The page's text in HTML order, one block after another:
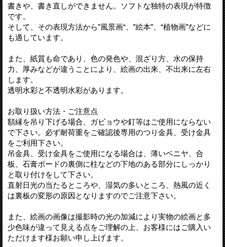
書きや、書き直しができません。ソフトな独特の表現が特徴
です。
そして、その表現方法から”風景画“、”絵本”、“植物画”などに
も適しています。
また、紙質も命であり、色の発色や、混ざり方、水の保持
力、厚みなどが違うことにより、絵画の出来、不出来に左右
します。
透明水彩と不透明水彩があります。
お取り扱い方法・ご注意点
額縁を吊り下げる場合、ガビョウや釘等はご使用にならない
で下さい。必ず耐荷重をご確認後専用のつり金具、受け金具
をご利用下さい。
吊金具、受け金具をご使用になる場合は、薄いベニヤ、合
板、石膏ボードの裏側に柱などの下地のある部分にしっかり
と取り付けをして下さい。
直射日光の当たるところや、湿気の多いところ、熱風の近く
は裏板の変形の原因となりますのでご注意下さい。
また、絵画の画像は撮影時の光の加減により実物の絵画と多
少色味が違って見える点をご理解の上、お客様にはご購入い
ただけます様お願い申し上げます。